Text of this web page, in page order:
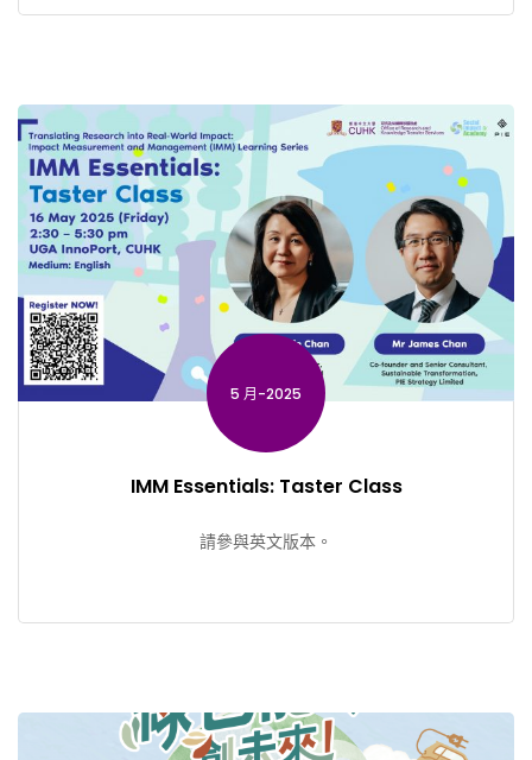
5 月-2025
IMM Essentials: Taster Class
請參與英文版本。